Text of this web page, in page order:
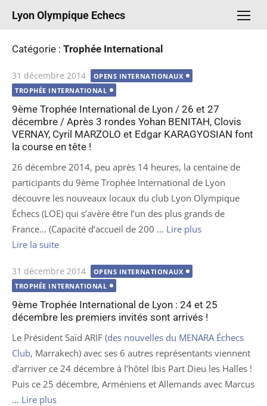
Lyon Olympique Echecs
Catégorie : Trophée International
Publié
le
31 décembre 2014
OPENS INTERNATIONAUX
TROPHÉE INTERNATIONAL
9ème Trophée International de Lyon / 26 et 27
décembre / Après 3 rondes Yohan BENITAH, Clovis
VERNAY, Cyril MARZOLO et Edgar KARAGYOSIAN font
la course en tête !
26 décembre 2014, peu après 14 heures, la centaine de
participants du 9ème Trophée International de Lyon
découvre les nouveaux locaux du club Lyon Olympique
Échecs (LOE) qui s’avère être l’un des plus grands de
France… (Capacité d’accueil de 200 … Lire plus
Lire la suite
Publié
le
31 décembre 2014
OPENS INTERNATIONAUX
TROPHÉE INTERNATIONAL
9ème Trophée International de Lyon : 24 et 25
décembre les premiers invités sont arrivés !
Le Président Saïd ARIF (des nouvelles du MENARA Échecs
Club, Marrakech) avec ses 6 autres représentants viennent
d’arriver ce 24 décembre à l’hôtel Ibis Part Dieu les Halles !
Puis ce 25 décembre, Arméniens et Allemands avec Marcus
… Lire plus